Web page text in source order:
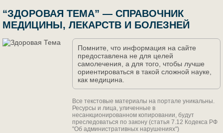
“ЗДОРОВАЯ ТЕМА” — СПРАВОЧНИК
МЕДИЦИНЫ, ЛЕКАРСТВ И БОЛЕЗНЕЙ
Помните, что информация на сайте
предоставлена не для целей
самолечения, а для того, чтобы лучше
ориентироваться в такой сложной науке,
как медицина.
Все текстовые материалы на портале уникальны.
Ресурсы и лица, уличенные в
несанкционированном копировании, будут
преследоваться по закону (статья 7.12 Кодекса РФ
"Об административных нарушениях")